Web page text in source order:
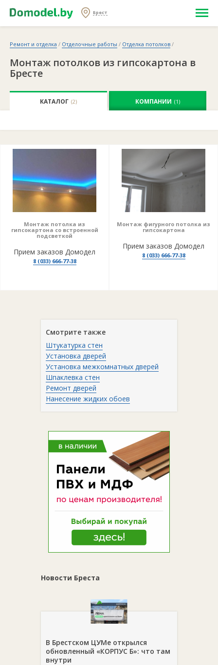
Брест
Ремонт и отделка / Отделочные работы / Отделка потолков /
Монтаж потолков из гипсокартона в
Бресте
КАТАЛОГ (2) КОМПАНИИ (1)
Монтаж потолка из
гипсокартона со встроенной
подсветкой
Прием заказов Домодел
8 (033) 666-77-38
Монтаж фигурного потолка из
гипсокартона
Прием заказов Домодел
8 (033) 666-77-38
Смотрите также
Штукатурка стен
Установка дверей
Установка межкомнатных дверей
Шпаклевка стен
Ремонт дверей
Нанесение жидких обоев
Новости Бреста
В Брестском ЦУМе открылся
обновленный «КОРПУС Б»: что там
внутри